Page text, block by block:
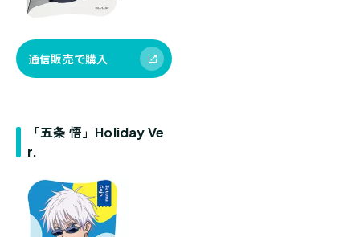
通信販売で購入
「五条 悟」Holiday Ve
r.